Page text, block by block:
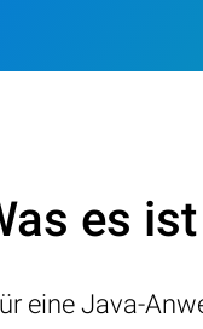
es ist
eine Java-